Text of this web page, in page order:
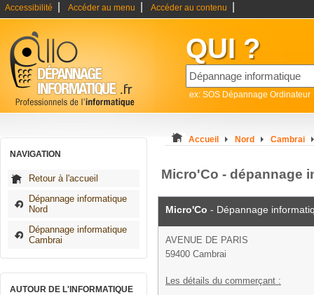
Accessibilité Accéder au menu Accéder au contenu
QUI ?
ex: SOS Dépannage Ordinateur
NAVIGATION
Retour à l'accueil
Dépannage informatique
Nord
Dépannage informatique
Cambrai
AUTOUR DE L'INFORMATIQUE
Accueil Nord Cambrai
Micro'Co - dépannage
Micro'Co - Dépannage
AVENUE DE PARIS
59400 Cambrai
Les détails du commerçant :